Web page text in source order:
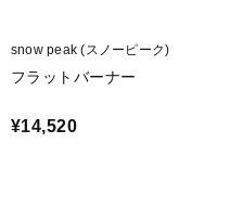
snow peak (スノーピーク)
フラットバーナー
¥14,520